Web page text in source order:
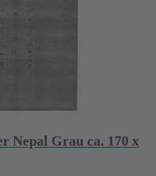
Nepal Grau ca. 170 x